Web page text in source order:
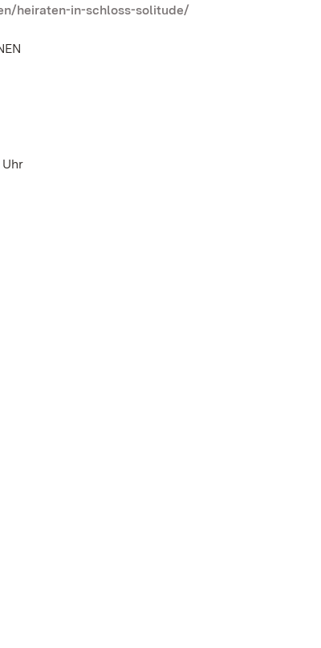
heiraten-in-schloss-solitude/
Uhr